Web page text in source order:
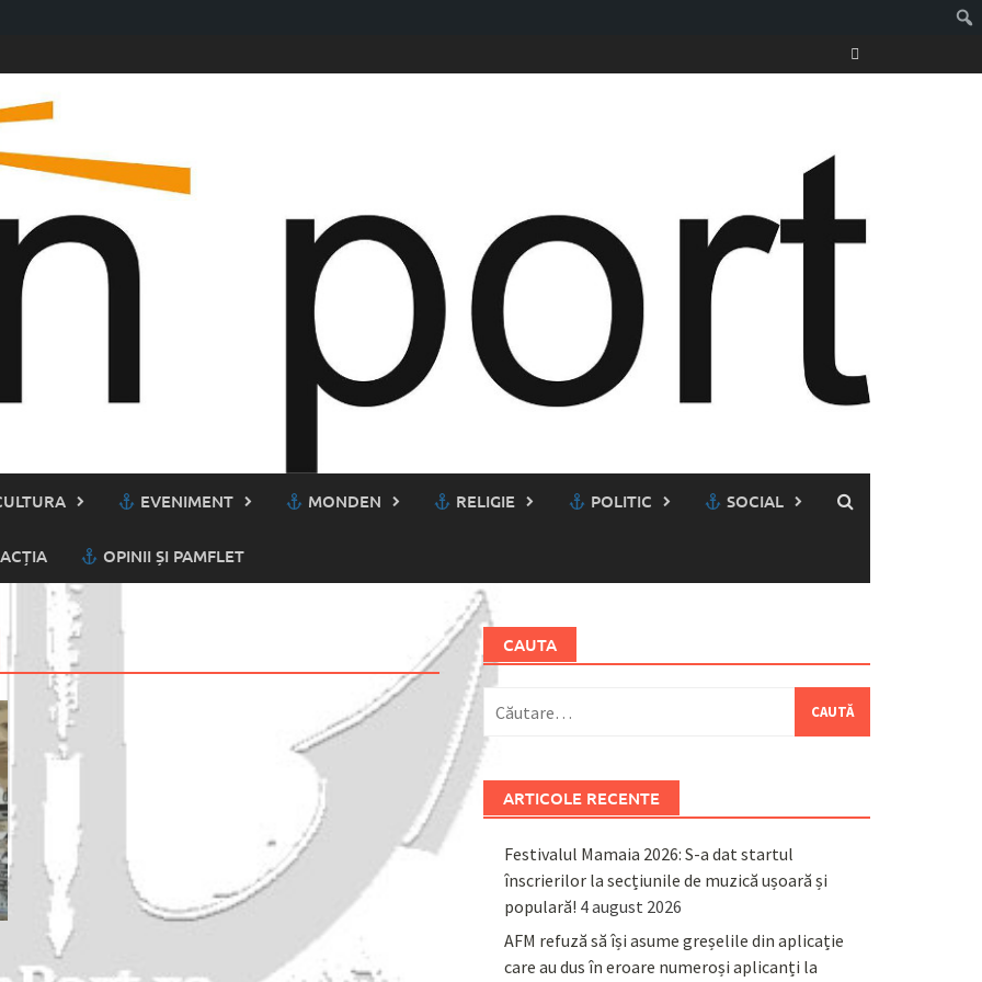
EVENIMENT MONDEN RELIGIE POLITIC SOCIAL
OPINII ȘI PAMFLET
CAUTA
după:
ARTICOLE RECENTE
Festivalul Mamaia 2026: S-a dat startul
înscrierilor la secțiunile de muzică ușoară și
populară! 4 august 2026
AFM refuză să își asume greșelile din aplicație
care au dus în eroare numeroși aplicanți la